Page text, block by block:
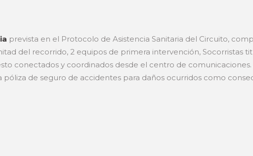
prevista en el Protocolo de Asistencia Sanitaria del Circuito,
del recorrido, 2 equipos de primera intervención, Socorristas
conectados y coordinados desde el centro de
de seguro de accidentes para daños ocurridos como